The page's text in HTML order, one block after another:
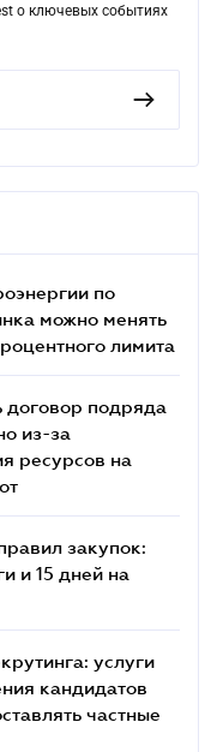
о ключевых событиях
по
можно менять
лимита
договор подряда
из-за
ресурсов на
закупок:
и 15 дней на
услуги
кандидатов
частные